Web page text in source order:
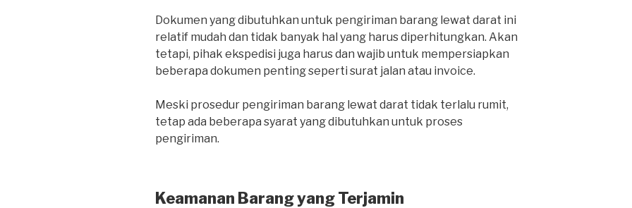
Dokumen yang dibutuhkan untuk pengiriman barang lewat darat ini
relatif mudah dan tidak banyak hal yang harus diperhitungkan. Akan
tetapi, pihak ekspedisi juga harus dan wajib untuk mempersiapkan
beberapa dokumen penting seperti surat jalan atau invoice.
Meski prosedur pengiriman barang lewat darat tidak terlalu rumit,
tetap ada beberapa syarat yang dibutuhkan untuk proses
pengiriman.
Keamanan Barang yang Terjamin